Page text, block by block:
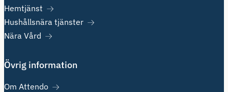
Hemtjänst
Hushållsnära tjänster
Nära Vård
Övrig information
Om Attendo